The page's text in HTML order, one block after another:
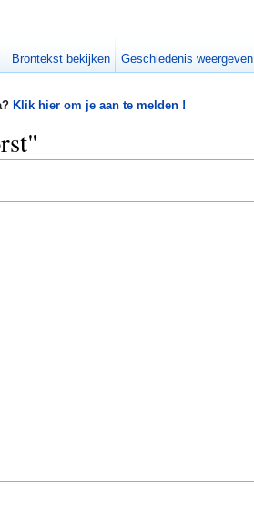
Klik hier om je aan te melden !
Brontekst bekijken Geschiedenis weergeven